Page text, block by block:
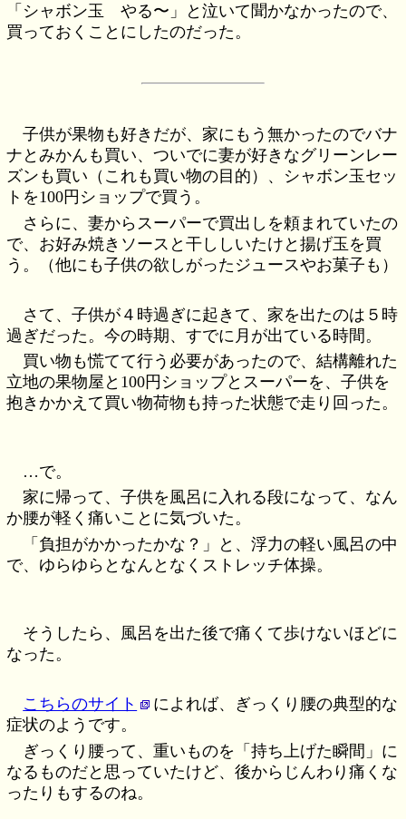
「シャボン玉 やる〜」と泣いて聞かなかったので、
買っておくことにしたのだった。
子供が果物も好きだが、家にもう無かったのでバナ
ナとみかんも買い、ついでに妻が好きなグリーンレー
ズンも買い（これも買い物の目的）、シャボン玉セッ
トを100円ショップで買う。
さらに、妻からスーパーで買出しを頼まれていたの
で、お好み焼きソースと干ししいたけと揚げ玉を買
う。（他にも子供の欲しがったジュースやお菓子も）
さて、子供が４時過ぎに起きて、家を出たのは５時
過ぎだった。今の時期、すでに月が出ている時間。
買い物も慌てて行う必要があったので、結構離れた
立地の果物屋と100円ショップとスーパーを、子供を
抱きかかえて買い物荷物も持った状態で走り回った。
…で。
家に帰って、子供を風呂に入れる段になって、なん
か腰が軽く痛いことに気づいた。
「負担がかかったかな？」と、浮力の軽い風呂の中
で、ゆらゆらとなんとなくストレッチ体操。
そうしたら、風呂を出た後で痛くて歩けないほどに
なった。
こちらのサイト
によれば、ぎっくり腰の典型的な
症状のようです。
ぎっくり腰って、重いものを「持ち上げた瞬間」に
なるものだと思っていたけど、後からじんわり痛くな
ったりもするのね。